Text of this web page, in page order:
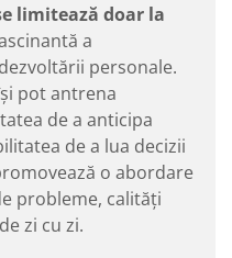
limitează doar la
a
personale.
pot antrena
de a anticipa
de a lua decizii
o abordare
probleme, calități
zi cu zi.